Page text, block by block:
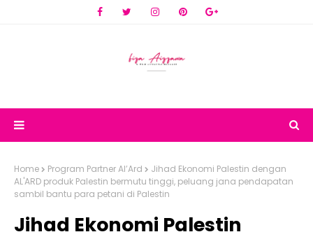
Home Program Partner Al’Ard
Jihad Ekonomi Palestin dengan
AL'ARD produk Palestin bermutu tinggi, peluang jana pendapatan
sambil bantu para petani di Palestin
Jihad Ekonomi Palestin